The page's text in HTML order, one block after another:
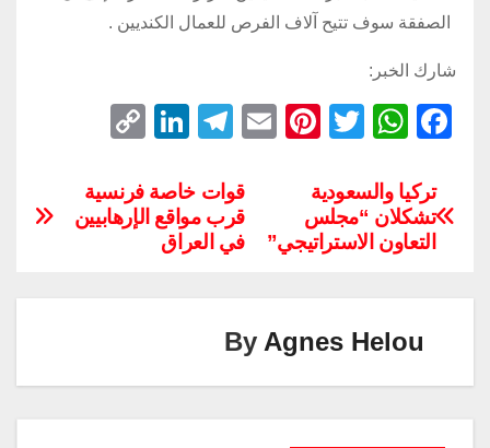
الصفقة سوف تتيح آلاف الفرص للعمال الكنديين .
شارك الخبر:
F
c
e
b
o
W
at
s
A
p
T
tt
er
Pi
e
st
E
ail
T
e
gr
a
Li
k
e
p
y
قوات خاصة فرنسية
قرب مواقع الإرهابيين
في العراق
تركيا والسعودية
تشكلان “مجلس
التعاون الاستراتيجي”
By Agnes Helou